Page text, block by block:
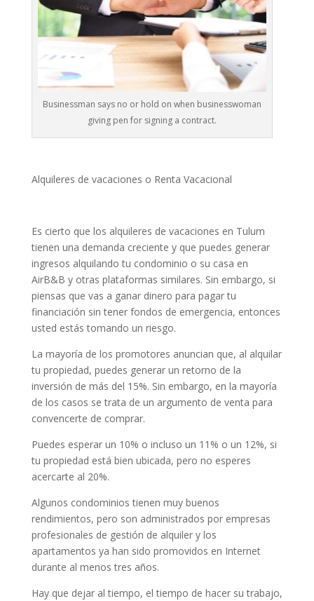
Businessman says no or hold on when businesswoman
giving pen for signing a contract.
Alquileres de vacaciones o Renta Vacacional
Es cierto que los alquileres de vacaciones en Tulum
tienen una demanda creciente y que puedes generar
ingresos alquilando tu condominio o su casa en
AirB&B y otras plataformas similares. Sin embargo, si
piensas que vas a ganar dinero para pagar tu
financiación sin tener fondos de emergencia, entonces
usted estás tomando un riesgo.
La mayoría de los promotores anuncian que, al alquilar
tu propiedad, puedes generar un retorno de la
inversión de más del 15%. Sin embargo, en la mayoría
de los casos se trata de un argumento de venta para
convencerte de comprar.
Puedes esperar un 10% o incluso un 11% o un 12%, si
tu propiedad está bien ubicada, pero no esperes
acercarte al 20%.
Algunos condominios tienen muy buenos
rendimientos, pero son administrados por empresas
profesionales de gestión de alquiler y los
apartamentos ya han sido promovidos en Internet
durante al menos tres años.
Hay que dejar al tiempo, el tiempo de hacer su trabajo,